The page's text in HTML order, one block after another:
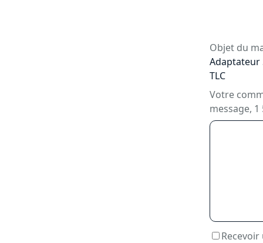
Objet du
Adaptateur
TLC
Votre
message,